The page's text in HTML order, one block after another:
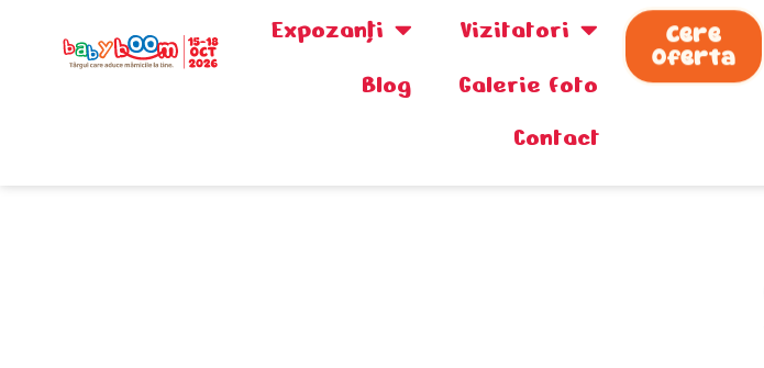
Expozanţi
Vizitatori
Blog
Galerie foto
Contact
Cere
Oferta